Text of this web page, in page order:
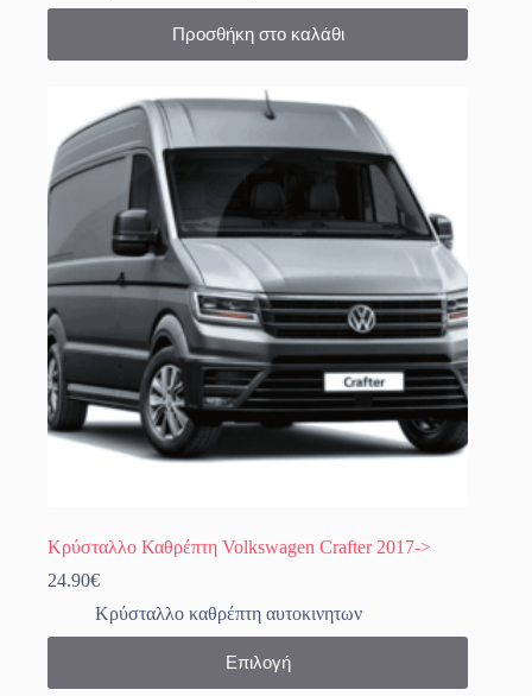
Προσθήκη στο καλάθι
Κρύσταλλο Καθρέπτη Volkswagen Crafter 2017->
24.90€
Κρύσταλλο καθρέπτη αυτοκινητων
Επιλογή
Αυτό
προϊόν